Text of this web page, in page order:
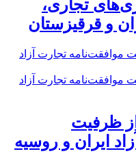
تجاری،
و قرقیزستان
ظرفیت
ایران و روسیه